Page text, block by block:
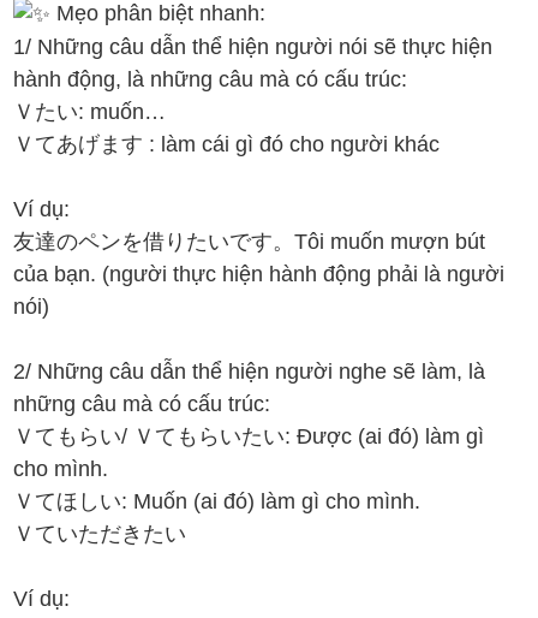
Mẹo phân biệt nhanh:
1/ Những câu dẫn thể hiện người nói sẽ thực hiện
hành động, là những câu mà có cấu trúc:
Ｖたい: muốn…
Ｖてあげます : làm cái gì đó cho người khác
Ví dụ:
友達のペンを借りたいです。Tôi muốn mượn bút
của bạn. (người thực hiện hành động phải là người
nói)
2/ Những câu dẫn thể hiện người nghe sẽ làm, là
những câu mà có cấu trúc:
Ｖてもらい/ Ｖてもらいたい: Được (ai đó) làm gì
cho mình.
Ｖてほしい: Muốn (ai đó) làm gì cho mình.
Ｖていただきたい
Ví dụ: